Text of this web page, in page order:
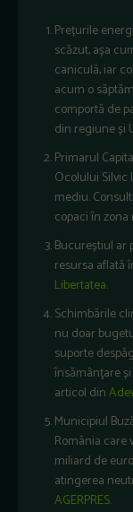
Prețurile
scăzut, așa
caniculă, iar
acum o
comportă de
din regiune și
Primarul
Ocolului Silvic
mediu.
copaci în
Bucureștiul ar
resursa aflată
Libertatea.
Schimbările
nu doar
suporte
însămânţare
articol din
Municipiul
România care
miliard de
atingerea
AGERPRES.